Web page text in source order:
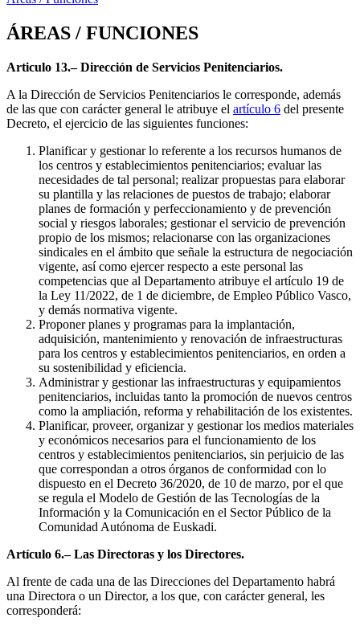
ÁREAS / FUNCIONES
Articulo 13.– Dirección de Servicios Penitenciarios.
A la Dirección de Servicios Penitenciarios le corresponde, además
de las que con carácter general le atribuye el artículo 6 del presente
Decreto, el ejercicio de las siguientes funciones:
Planificar y gestionar lo referente a los recursos humanos de
los centros y establecimientos penitenciarios; evaluar las
necesidades de tal personal; realizar propuestas para elaborar
su plantilla y las relaciones de puestos de trabajo; elaborar
planes de formación y perfeccionamiento y de prevención
social y riesgos laborales; gestionar el servicio de prevención
propio de los mismos; relacionarse con las organizaciones
sindicales en el ámbito que señale la estructura de negociación
vigente, así como ejercer respecto a este personal las
competencias que al Departamento atribuye el artículo 19 de
la Ley 11/2022, de 1 de diciembre, de Empleo Público Vasco,
y demás normativa vigente.
Proponer planes y programas para la implantación,
adquisición, mantenimiento y renovación de infraestructuras
para los centros y establecimientos penitenciarios, en orden a
su sostenibilidad y eficiencia.
Administrar y gestionar las infraestructuras y equipamientos
penitenciarios, incluidas tanto la promoción de nuevos centros
como la ampliación, reforma y rehabilitación de los existentes.
Planificar, proveer, organizar y gestionar los medios materiales
y económicos necesarios para el funcionamiento de los
centros y establecimientos penitenciarios, sin perjuicio de las
que correspondan a otros órganos de conformidad con lo
dispuesto en el Decreto 36/2020, de 10 de marzo, por el que
se regula el Modelo de Gestión de las Tecnologías de la
Información y la Comunicación en el Sector Público de la
Comunidad Autónoma de Euskadi.
Artículo 6.– Las Directoras y los Directores.
Al frente de cada una de las Direcciones del Departamento habrá
una Directora o un Director, a los que, con carácter general, les
corresponderá: